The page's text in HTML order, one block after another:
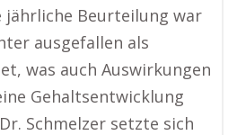
jährliche Beurteilung war
ausgefallen als
was auch Auswirkungen
Gehaltsentwicklung
Schmelzer setzte sich